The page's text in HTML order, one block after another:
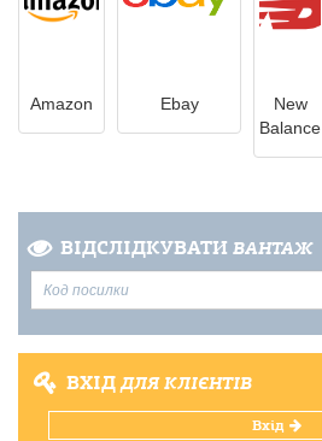
Amazon Ebay
New
Balance
ВІДСЛІДКУВАТИ ВАНТАЖ
ВХІДДЛЯ КЛІЄНТІВ
Вхід